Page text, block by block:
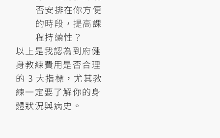
否安排在你方便
的時段，提高課
程持續性？
以上是我認為到府健
身教練費用是否合理
的 3 大指標，尤其教
練一定要了解你的身
體狀況與病史。